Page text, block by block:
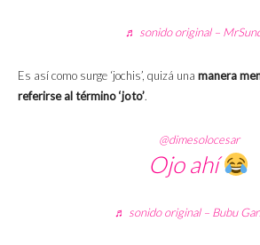
♬ sonido original –
Es así como surge ‘jochis’, quizá una manera
referirse al término ‘joto’.
@dimesolocesar
Ojo ahí
♬ sonido original – Bubu